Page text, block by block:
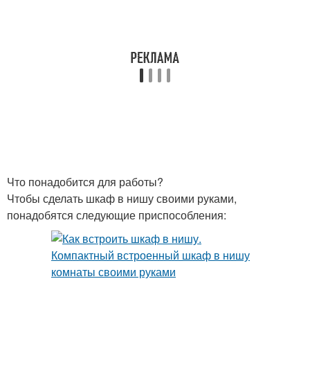
Что понадобится для работы?
Чтобы сделать шкаф в нишу своими руками,
понадобятся следующие приспособления: